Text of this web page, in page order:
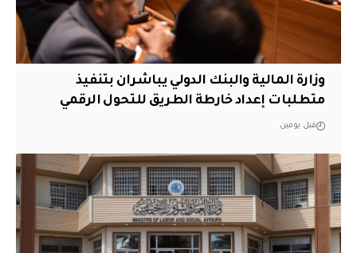
وزارة المالية والبنك الدولي يباشران بتنفيذ
متطلبات إعداد خارطة الطريق للتحول الرقمي
قبل يومين